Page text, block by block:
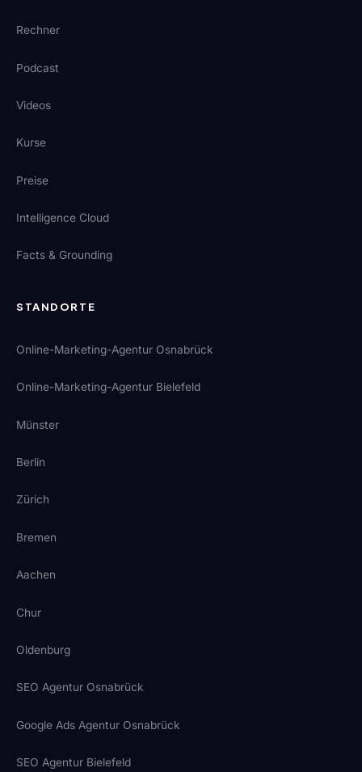
Rechner
Podcast
Videos
Kurse
Preise
Intelligence Cloud
Facts & Grounding
STANDORTE
Online-Marketing-Agentur Osnabrück
Online-Marketing-Agentur Bielefeld
Münster
Berlin
Zürich
Bremen
Aachen
Chur
Oldenburg
SEO Agentur Osnabrück
Google Ads Agentur Osnabrück
SEO Agentur Bielefeld